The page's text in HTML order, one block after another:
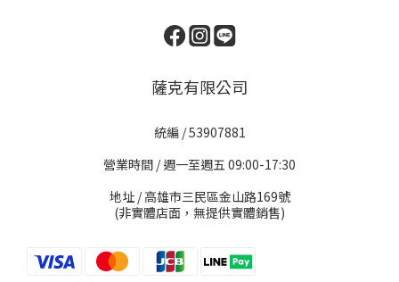
薩克有限公司
統編 / 53907881
營業時間 / 週一至週五 09:00-17:30
地址 / 高雄市三民區金山路169號
(非實體店面，無提供實體銷售)